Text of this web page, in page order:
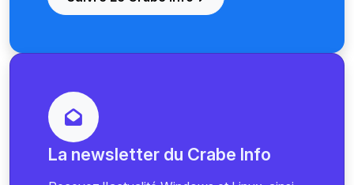
La newsletter du Crabe Info